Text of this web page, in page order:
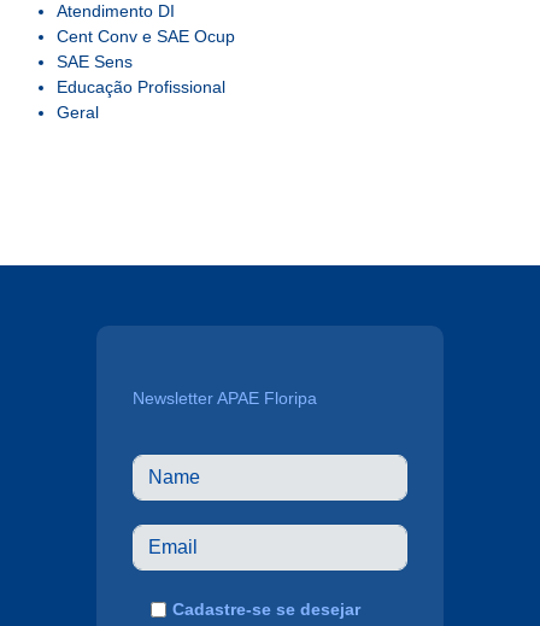
Atendimento DI
Cent Conv e SAE Ocup
SAE Sens
Educação Profissional
Geral
Newsletter APAE Floripa
Cadastre-se se desejar